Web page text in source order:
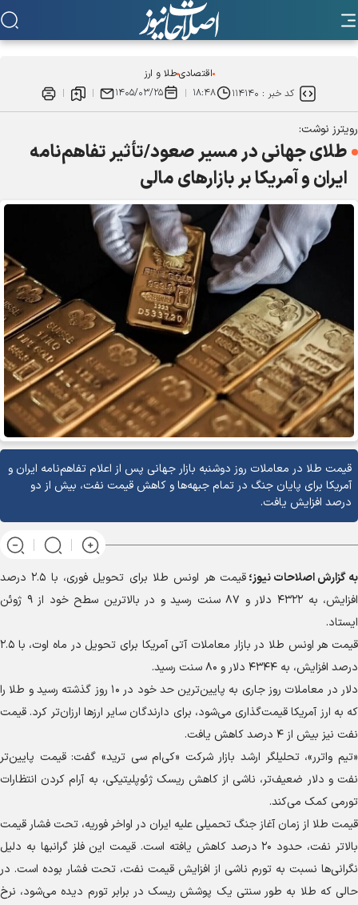
اقتصادیطلا و ارز
کد خبر : ۱۱۴۱۴۰ ۱۸:۴۸ ۱۴۰۵/۰۳/۲۵
رویترز نوشت:
طلای جهانی در مسیر صعود/تأثیر تفاهم‌نامه
ایران و آمریکا بر بازار‌های مالی
قیمت طلا در معاملات روز دوشنبه بازار جهانی پس از اعلام تفاهم‌نامه ایران و
آمریکا برای پایان جنگ در تمام جبهه‌ها و کاهش قیمت نفت، بیش از دو
درصد افزایش یافت.
به گزارشاصلاحات نیوز؛
قیمت هر اونس طلا برای تحویل فوری، با ۲.۵ درصد
افزایش، به ۴۳۲۲ دلار و ۸۷ سنت رسید و در بالاترین سطح خود از ۹ ژوئن
ایستاد.
قیمت هر اونس طلا در بازار معاملات آتی آمریکا برای تحویل در ماه اوت، با ۲.۵
درصد افزایش، به ۴۳۴۴ دلار و ۸۰ سنت رسید.
دلار در معاملات روز جاری به پایین‌ترین حد خود در ۱۰ روز گذشته رسید و طلا را
که به ارز آمریکا قیمت‌گذاری می‌شود، برای دارندگان سایر ارز‌ها ارزان‌تر کرد. قیمت
نفت نیز بیش از ۴ درصد کاهش یافت.
«تیم واترر»، تحلیلگر ارشد بازار شرکت «کی‌ام سی ترید» گفت: قیمت پایین‌تر
نفت و دلار ضعیف‌تر، ناشی از کاهش ریسک ژئوپلیتیکی، به آرام کردن انتظارات
تورمی کمک می‌کند.
قیمت طلا از زمان آغاز جنگ تحمیلی علیه ایران در اواخر فوریه، تحت فشار قیمت
بالاتر نفت، حدود ۲۰ درصد کاهش یافته است. قیمت این فلز گرانبها به دلیل
نگرانی‌ها نسبت به تورم ناشی از افزایش قیمت نفت، تحت فشار بوده است. در
حالی که طلا به طور سنتی یک پوشش ریسک در برابر تورم دیده می‌شود، نرخ